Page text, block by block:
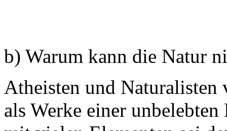
b) Warum kann die Natur
Atheisten und Naturalisten
als Werke einer